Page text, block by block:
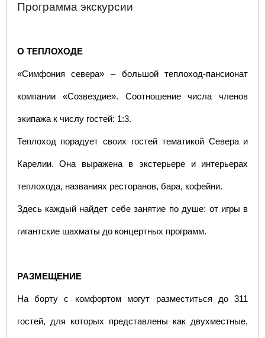
Программа экскурсии
О ТЕПЛОХОДЕ
«Симфония севера» – большой теплоход-пансионат
компании «Созвездие». Соотношение числа членов
экипажа к числу гостей: 1:3.
Теплоход порадует своих гостей тематикой Севера и
Карелии. Она выражена в экстерьере и интерьерах
теплохода, названиях ресторанов, бара, кофейни.
Здесь каждый найдет себе занятие по душе: от игры в
гигантские шахматы до концертных программ.
РАЗМЕЩЕНИЕ
На борту с комфортом могут разместиться до 311
гостей, для которых представлены как двухместные,